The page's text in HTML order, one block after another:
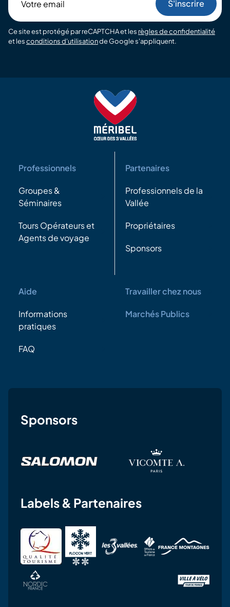
email
Ce site est protégé par reCAPTCHA et les règles de confidentialité
et lesconditions d'utilisationde Google s'appliquent.
Professionnels
Groupes &
Séminaires
Tours Opérateurs et
Agents de voyage
Partenaires
Professionnels de la
Vallée
Propriétaires
Sponsors
Aide
Informations
pratiques
FAQ
Travailler chez nous
Marchés Publics
Sponsors
Labels & Partenaires